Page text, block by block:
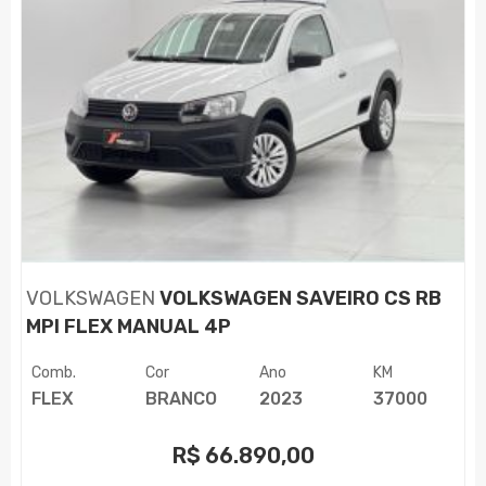
VOLKSWAGEN VOLKSWAGEN SAVEIRO CS RB
MPI FLEX MANUAL 4P
Comb.
FLEX
Cor
BRANCO
Ano
2023
KM
37000
R$ 66.890,00